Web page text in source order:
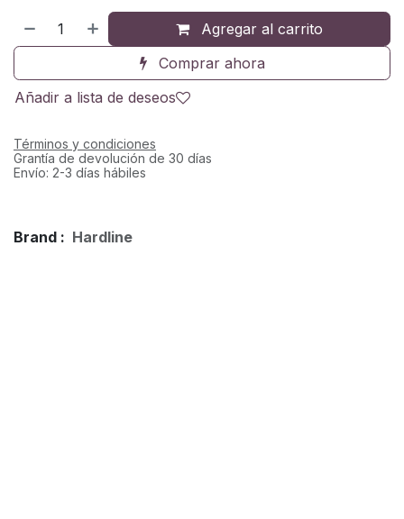
Agregar al carrito
Comprar ahora
Añadir a lista de deseos
Términos y condiciones
Grantía de devolución de 30 días
Envío: 2-3 días hábiles
Brand : Hardline